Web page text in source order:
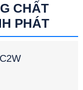
CHẤT
PHÁT